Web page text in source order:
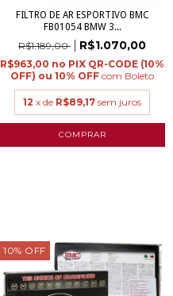
FILTRO DE AR ESPORTIVO BMC
FB01054 BMW 3...
R$1.189,00 R$1.070,00
R$963,00
com Boleto
12 x de R$89,17 sem juros
10% OFF